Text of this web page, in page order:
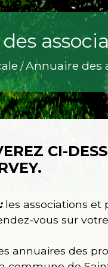
/Annuaire des
CI-
les associations et
vous sur
annuaires des